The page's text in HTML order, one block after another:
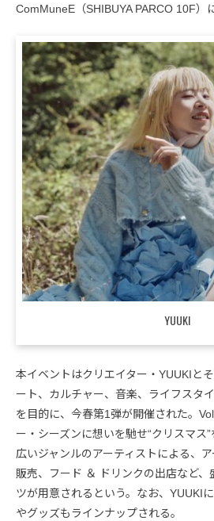
ComMuneE（SHIBUYA PARCO 10F）
YUUKI
本イベントはクリエイター・YUUKIと
ート、カルチャー、音楽、ライフスタ
を目的に、今春第1弾が開催された。
ー・シーズンに想いを馳せ“クリスマス
広いジャンルのアーティストによる、
販売、フード ＆ ドリンクの出店など
ツが用意されるという。なお、YUUKI
やグッズもラインナップされる。